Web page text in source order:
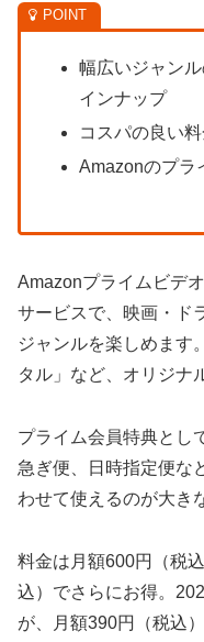
幅広いジャン
インナップ
コスパの良い
Amazonのプラ
Amazonプライムビデ
サービスで、映画・ド
ジャンルを楽しめます
タル」など、オリジナ
プライム会員特典とし
急ぎ便、日時指定便な
わせて使えるのが大き
料金は月額600円（税
込）でさらにお得。
が、月額390円（税込